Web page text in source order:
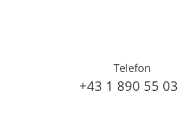
Telefon
+43 1 890 55 03